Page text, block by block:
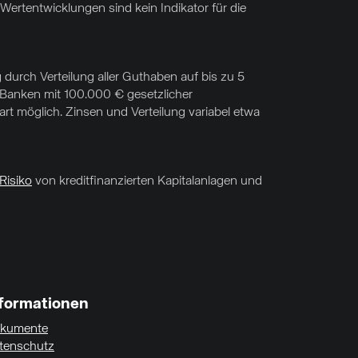
sind kein Indikator für die
Verteilung aller Guthaben auf bis zu 5
mit 100.000 € gesetzlicher
möglich. Zinsen und Verteilung variabel etwa
Risiko von kreditfinanzierten Kapitalanlagen und